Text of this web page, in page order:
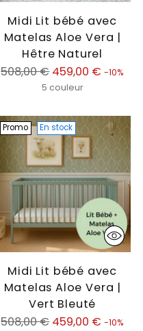
Midi Lit bébé avec
Matelas Aloe Vera |
Hêtre Naturel
Prix
508,00 € 459,00 € -10%
5 couleur
Promo En stock
Midi Lit bébé avec
Matelas Aloe Vera |
Vert Bleuté
Prix
508,00 € 459,00 € -10%